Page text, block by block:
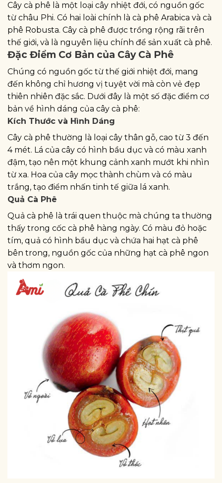
Cây cà phê là một loại cây nhiệt đới, có nguồn gốc
từ châu Phi. Có hai loài chính là cà phê Arabica và cà
phê Robusta. Cây cà phê được trồng rộng rãi trên
thế giới, và là nguyên liệu chính để sản xuất cà phê.
Đặc Điểm Cơ Bản của Cây Cà Phê
Chúng có nguồn gốc từ thế giới nhiệt đới, mang
đến không chỉ hương vị tuyệt vời mà còn vẻ đẹp
thiên nhiên đặc sắc. Dưới đây là một số đặc điểm cơ
bản về hình dáng của cây cà phê:
Kích Thước và Hình Dáng
Cây cà phê thường là loại cây thân gỗ, cao từ 3 đến
4 mét. Lá của cây có hình bầu dục và có màu xanh
đậm, tạo nên một khung cảnh xanh mướt khi nhìn
từ xa. Hoa của cây mọc thành chùm và có màu
trắng, tạo điểm nhấn tinh tế giữa lá xanh.
Quả Cà Phê
Quả cà phê là trái quen thuộc mà chúng ta thường
thấy trong cốc cà phê hàng ngày. Có màu đỏ hoặc
tím, quả có hình bầu dục và chứa hai hạt cà phê
bên trong, nguồn gốc của những hạt cà phê ngon
và thơm ngon.